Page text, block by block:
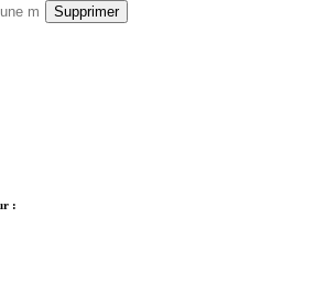
Supprimer
: